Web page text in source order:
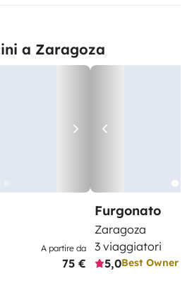
a Zaragoza
A partire da
75 €
Furgonato
Zaragoza
3 viaggiatori
5,0Best Owner